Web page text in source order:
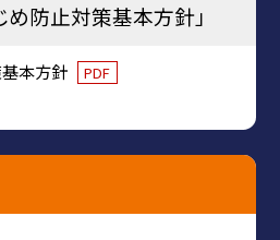
め防止対策基本方針」
本方針 PDF